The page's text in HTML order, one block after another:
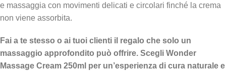
e massaggia con movimenti delicati e circolari finché la crema
non viene assorbita.
Fai a te stesso o ai tuoi clienti il regalo che solo un
massaggio approfondito può offrire. Scegli Wonder
Massage Cream 250ml per un’esperienza di cura naturale e